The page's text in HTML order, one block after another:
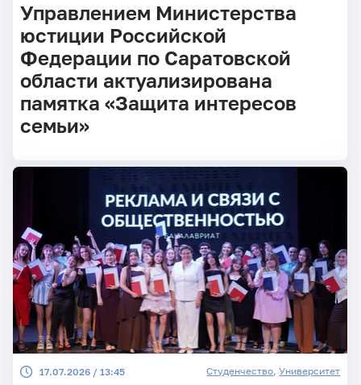
Управлением Министерства
юстиции Российской
Федерации по Саратовской
области актуализирована
памятка «Защита интересов
семьи»
17.07.2026 / 13:45 Студенчество,Университет